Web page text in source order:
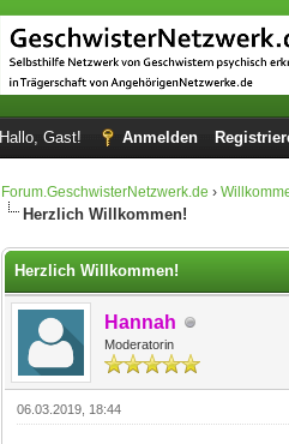
Hallo, Gast! Anmelden
Forum.GeschwisterNetzwerk.de ›
Herzlich Willkommen!
Herzlich Willkommen!
Hannah
Moderatorin
06.03.2019, 18:44